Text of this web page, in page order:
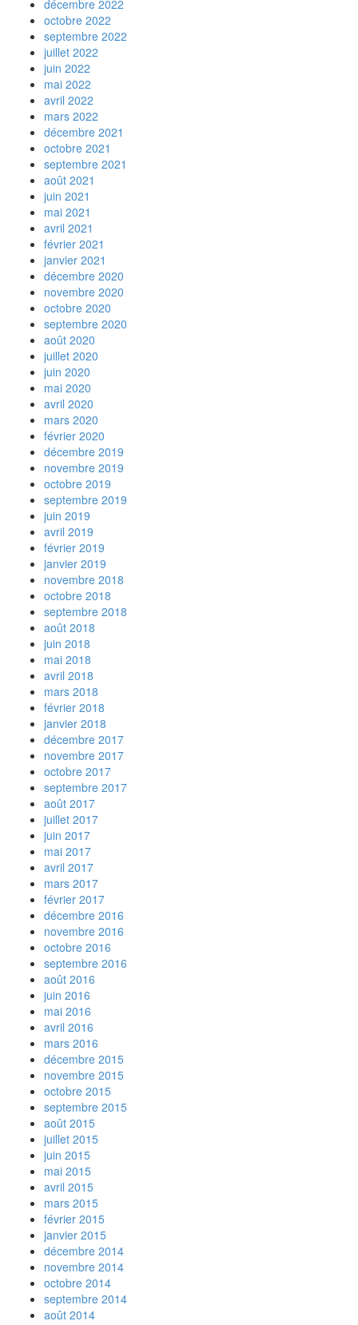
décembre 2022
octobre 2022
septembre 2022
juillet 2022
juin 2022
mai 2022
avril 2022
mars 2022
décembre 2021
octobre 2021
septembre 2021
août 2021
juin 2021
mai 2021
avril 2021
février 2021
janvier 2021
décembre 2020
novembre 2020
octobre 2020
septembre 2020
août 2020
juillet 2020
juin 2020
mai 2020
avril 2020
mars 2020
février 2020
décembre 2019
novembre 2019
octobre 2019
septembre 2019
juin 2019
avril 2019
février 2019
janvier 2019
novembre 2018
octobre 2018
septembre 2018
août 2018
juin 2018
mai 2018
avril 2018
mars 2018
février 2018
janvier 2018
décembre 2017
novembre 2017
octobre 2017
septembre 2017
août 2017
juillet 2017
juin 2017
mai 2017
avril 2017
mars 2017
février 2017
décembre 2016
novembre 2016
octobre 2016
septembre 2016
août 2016
juin 2016
mai 2016
avril 2016
mars 2016
décembre 2015
novembre 2015
octobre 2015
septembre 2015
août 2015
juillet 2015
juin 2015
mai 2015
avril 2015
mars 2015
février 2015
janvier 2015
décembre 2014
novembre 2014
octobre 2014
septembre 2014
août 2014